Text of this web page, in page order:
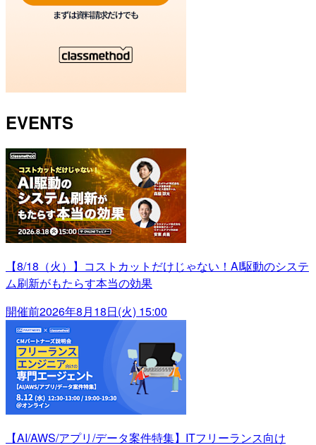
EVENTS
【8/18（火）】コストカットだけじゃない！AI駆動のシステ
ム刷新がもたらす本当の効果
開催前2026年8月18日(火) 15:00
【AI/AWS/アプリ/データ案件特集】ITフリーランス向け